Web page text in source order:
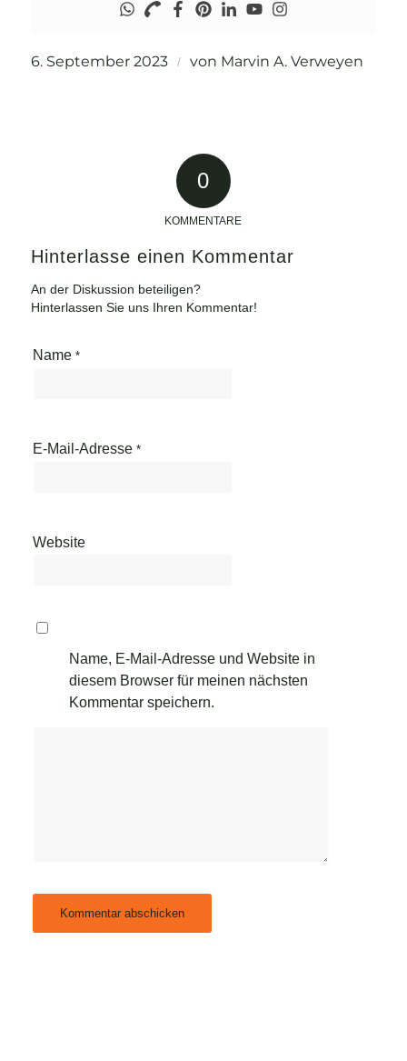
6. September 2023 / von Marvin A. Verweyen
0
KOMMENTARE
Hinterlasse einen Kommentar
An der Diskussion beteiligen?
Hinterlassen Sie uns Ihren Kommentar!
Name *
E-Mail-Adresse *
Website
Name, E-Mail-Adresse und Website in
diesem Browser für meinen nächsten
Kommentar speichern.